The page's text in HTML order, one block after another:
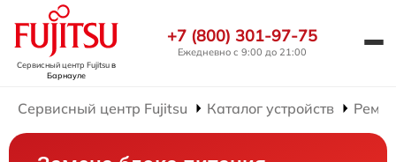
Сервисный центр Fujitsuв
Барнауле
+7 (800) 301-97-75
Ежедневно с 9:00 до 21:00
Сервисный центр Fujitsu Каталог устройств